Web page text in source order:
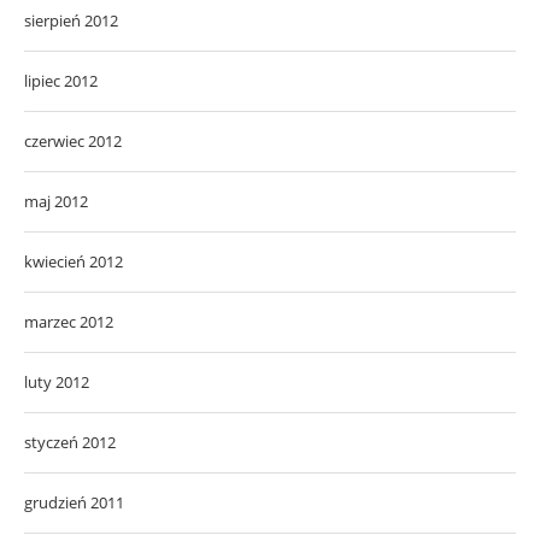
sierpień 2012
lipiec 2012
czerwiec 2012
maj 2012
kwiecień 2012
marzec 2012
luty 2012
styczeń 2012
grudzień 2011